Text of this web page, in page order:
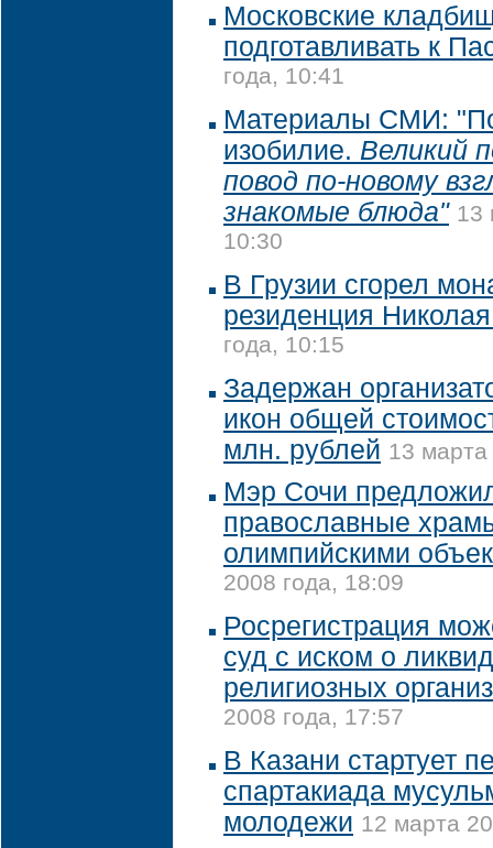
Московские
подготавливать к
года, 10:41
Материалы СМИ:
изобилие. Великий
повод по-новому
знакомые блюда" 13
10:30
В Грузии сгорел
резиденция
года, 10:15
Задержан
икон общей
млн. рублей 13
Мэр Сочи
православные
олимпийскими
2008 года, 18:09
Росрегистрация
суд с иском о
религиозных
2008 года, 17:57
В Казани стартует
спартакиада
молодежи 12 марта